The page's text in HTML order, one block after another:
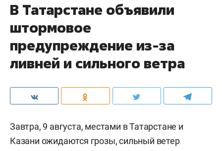
В Татарстане объявили
штормовое
предупреждение из-за
ливней и сильного ветра
Завтра, 9 августа, местами в Татарстане и
Казани ожидаются грозы, сильный ветер